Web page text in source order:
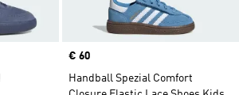
Price
€ 60
Handball Spezial Comfort